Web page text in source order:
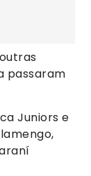
passaram
Juniors e